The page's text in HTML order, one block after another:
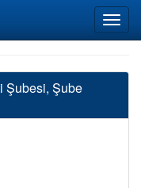
Şubesi, Şube